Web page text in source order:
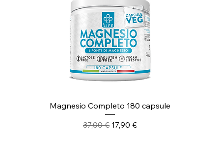
Magnesio Completo 180 capsule
Prezzo regolare
37,00 € Prezzo scontato
17,90 €